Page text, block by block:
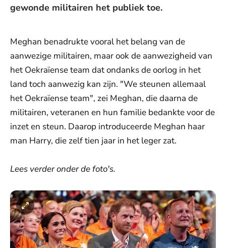
gewonde militairen het publiek toe.
Meghan benadrukte vooral het belang van de
aanwezige militairen, maar ook de aanwezigheid van
het Oekraïense team dat ondanks de oorlog in het
land toch aanwezig kan zijn. "We steunen allemaal
het Oekraïense team", zei Meghan, die daarna de
militairen, veteranen en hun familie bedankte voor de
inzet en steun. Daarop introduceerde Meghan haar
man Harry, die zelf tien jaar in het leger zat.
Lees verder onder de foto's.